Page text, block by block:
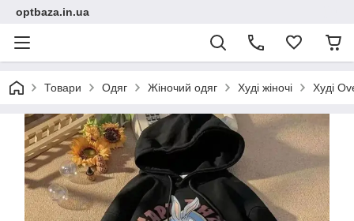
optbaza.in.ua
Товари Одяг Жіночий одяг Худі жіночі Худі